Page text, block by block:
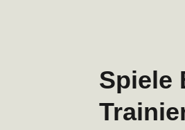
Spiele